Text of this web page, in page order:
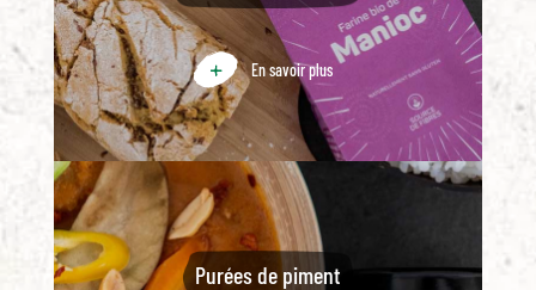
En savoir plus
Purées de piment